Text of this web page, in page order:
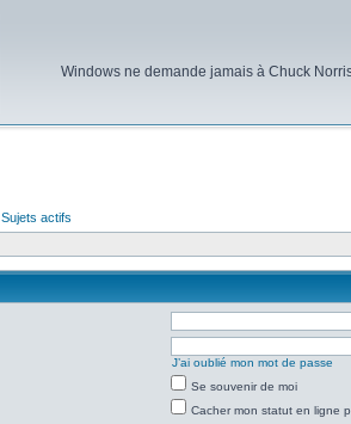
Windows ne demande jamais à Chuck
Sujets actifs
J’ai oublié mon mot de passe
Se souvenir de moi
Cacher mon statut en ligne